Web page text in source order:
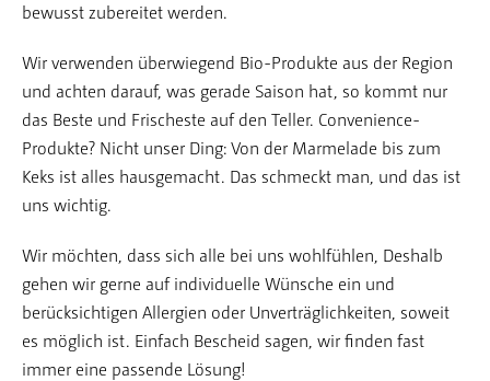
bewusst zubereitet werden.
Wir verwenden überwiegend Bio-Produkte aus der Region
und achten darauf, was gerade Saison hat, so kommt nur
das Beste und Frischeste auf den Teller. Convenience-
Produkte? Nicht unser Ding: Von der Marmelade bis zum
Keks ist alles hausgemacht. Das schmeckt man, und das ist
uns wichtig.
Wir möchten, dass sich alle bei uns wohlfühlen, Deshalb
gehen wir gerne auf individuelle Wünsche ein und
berücksichtigen Allergien oder Unverträglichkeiten, soweit
es möglich ist. Einfach Bescheid sagen, wir finden fast
immer eine passende Lösung!